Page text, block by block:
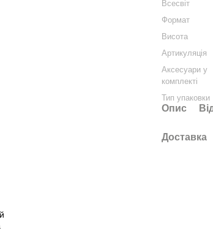
Всесвіт
Формат
Висота
Артикуляція
Аксесуари у
комплекті
Тип упаковки
Опис
Доставка